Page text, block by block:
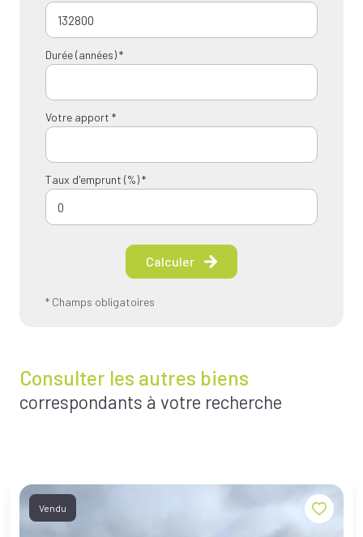
Durée (années) *
Votre apport *
Taux d'emprunt (%) *
Calculer
* Champs obligatoires
Consulter les autres biens
correspondants à votre recherche
Vendu